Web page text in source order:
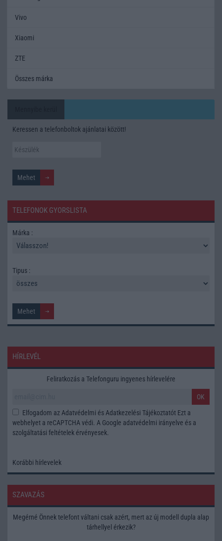
Vivo
Xiaomi
ZTE
Összes márka
Keressen a telefonboltok ajánlatai között!
TELEFONOK GYORSLISTA
Márka :
Tipus :
HÍRLEVÉL
Feliratkozás a Telefonguru ingyenes hírlevelére
OK
Elfogadom az Adatvédelmi és Adatkezelési Tájékoztatót Ezt a
webhelyet a reCAPTCHA védi. A Google adatvédelmi irányelve és a
szolgáltatási feltételek érvényesek.
Korábbi hírlevelek
SZAVAZÁS
Megérné Önnek telefont váltani csak azért, mert az új modell dupla alap
tárhellyel érkezik?